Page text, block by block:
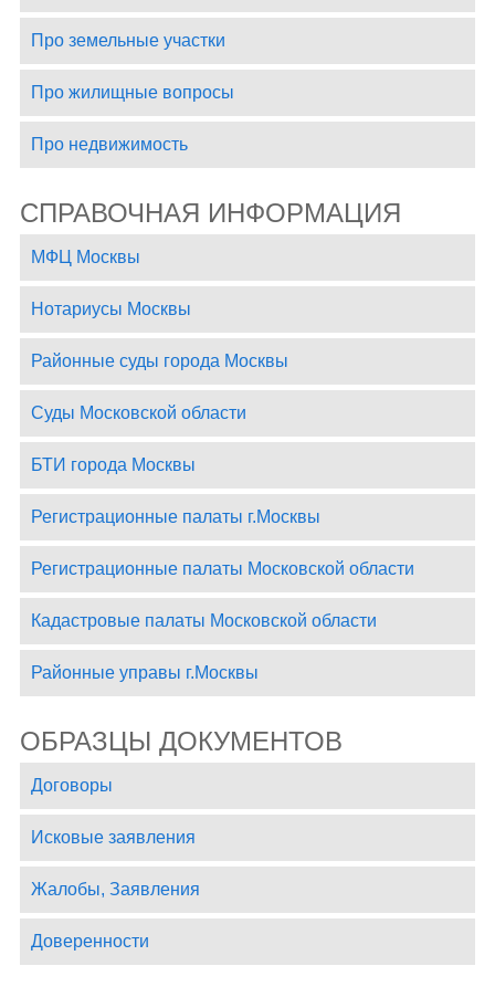
Про земельные участки
Про жилищные вопросы
Про недвижимость
СПРАВОЧНАЯ ИНФОРМАЦИЯ
МФЦ Москвы
Нотариусы Москвы
Районные суды города Москвы
Суды Московской области
БТИ города Москвы
Регистрационные палаты г.Москвы
Регистрационные палаты Московской области
Кадастровые палаты Московской области
Районные управы г.Москвы
ОБРАЗЦЫ ДОКУМЕНТОВ
Договоры
Исковые заявления
Жалобы, Заявления
Доверенности